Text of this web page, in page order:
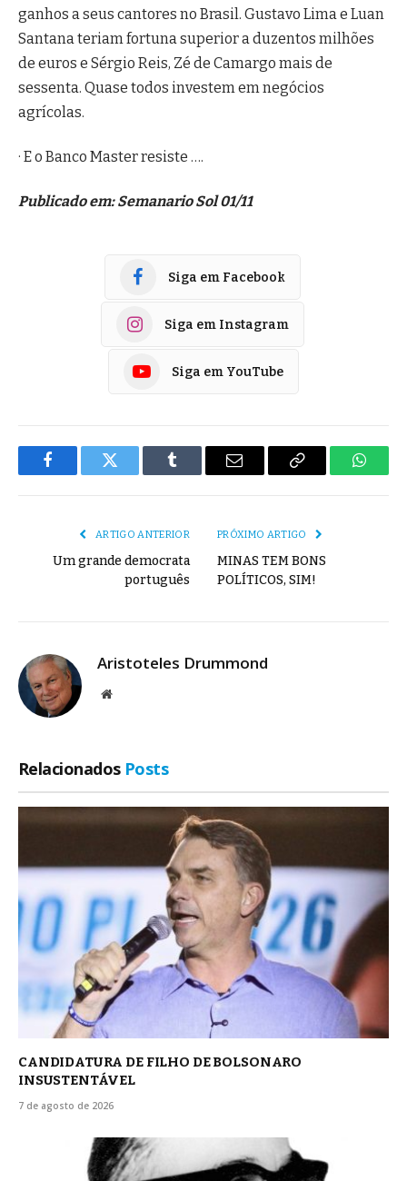
ganhos a seus cantores no Brasil. Gustavo Lima e Luan
Santana teriam fortuna superior a duzentos milhões
de euros e Sérgio Reis, Zé de Camargo mais de
sessenta. Quase todos investem em negócios
agrícolas.
· E o Banco Master resiste ….
Publicado em:Semanario Sol 01/11
Siga em Facebook
Siga em Instagram
Siga em YouTube
FacebookTwitter Tumblr
E-
Copiar
ARTIGO ANTERIOR
Um grande democrata
português
PRÓXIMO ARTIGO
MINAS TEM BONS
POLÍTICOS, SIM!
Aristoteles Drummond
Site
Relacionados Posts
CANDIDATURA DE FILHO DE BOLSONARO
INSUSTENTÁVEL
7 de agosto de 2026